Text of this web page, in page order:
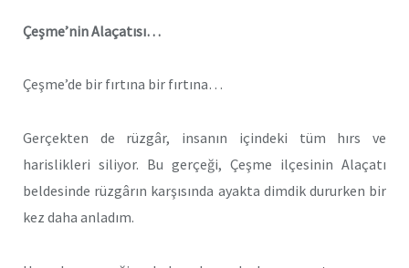
Çeşme’nin Alaçatısı…
Çeşme’de bir fırtına bir fırtına…
Gerçekten de rüzgâr, insanın içindeki tüm hırs ve
harislikleri siliyor. Bu gerçeği, Çeşme ilçesinin Alaçatı
beldesinde rüzgârın karşısında ayakta dimdik dururken bir
kez daha anladım.